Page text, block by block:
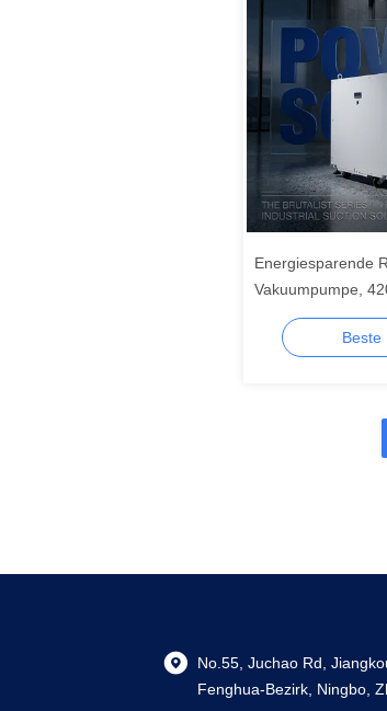
Energiesparende
Vakuumpumpe,
ETL für die
Beste
No.55, Juchao Rd,
Fenghua-Bezirk, Ningbo,